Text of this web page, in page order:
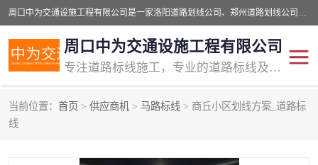
周口中为交通设施工程有限公司是一家洛阳道路划线公司、郑州道路划线公司、平顶山道路车位划线公司、开封车位划线公司、许昌道路车位划线公司、漯河道路车位划线公司，公司始终坚持“诚信、匠心、专注”的宗旨；我们的经营理念是：的服务。
周口中为交通设施工程有限公司
专注道路标线施工，专业的道路标线及交通设施施工服务商!
当前位置： 首页 > 供应商机 > 马路标线 > 商丘小区划线方案_道路标
线
道路标线划线 马路标线